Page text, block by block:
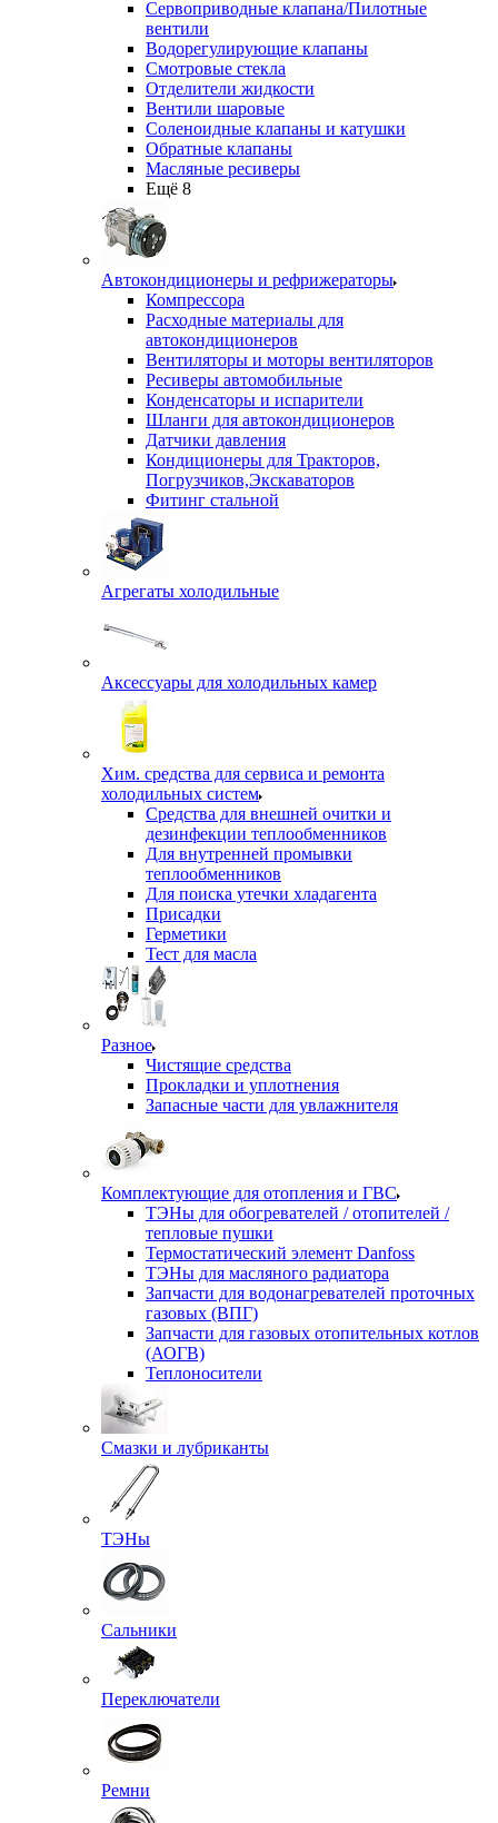
Сервоприводные клапана/Пилотные
вентили
Водорегулирующие клапаны
Смотровые стекла
Отделители жидкости
Вентили шаровые
Соленоидные клапаны и катушки
Обратные клапаны
Масляные ресиверы
Ещё 8
Автокондиционеры и рефрижераторы
Компрессора
Расходные материалы для
автокондиционеров
Вентиляторы и моторы вентиляторов
Ресиверы автомобильные
Конденсаторы и испарители
Шланги для автокондиционеров
Датчики давления
Кондиционеры для Тракторов,
Погрузчиков,Экскаваторов
Фитинг стальной
Агрегаты холодильные
Аксессуары для холодильных камер
Хим. средства для сервиса и ремонта
холодильных систем
Средства для внешней очитки и
дезинфекции теплообменников
Для внутренней промывки
теплообменников
Для поиска утечки хладагента
Присадки
Герметики
Тест для масла
Разное
Чистящие средства
Прокладки и уплотнения
Запасные части для увлажнителя
Комплектующие для отопления и ГВС
ТЭНы для обогревателей / отопителей /
тепловые пушки
Термостатический элемент Danfoss
ТЭНы для масляного радиатора
Запчасти для водонагревателей проточных
газовых (ВПГ)
Запчасти для газовых отопительных котлов
(АОГВ)
Теплоносители
Смазки и лубриканты
ТЭНы
Сальники
Переключатели
Ремни